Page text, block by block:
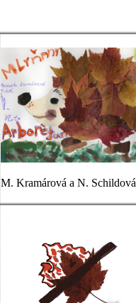
M. Kramárová a N. Schildová